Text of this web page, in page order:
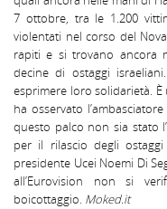
7 ottobre, tra le 1.200
violentati nel corso del
rapiti e si trovano ancora
decine di ostaggi
esprimere loro solidarietà.
ha osservato
questo palco non sia stato
per il rilascio degli
presidente Ucei Noemi Di
all’Eurovision non si
boicottaggio. Moked.it